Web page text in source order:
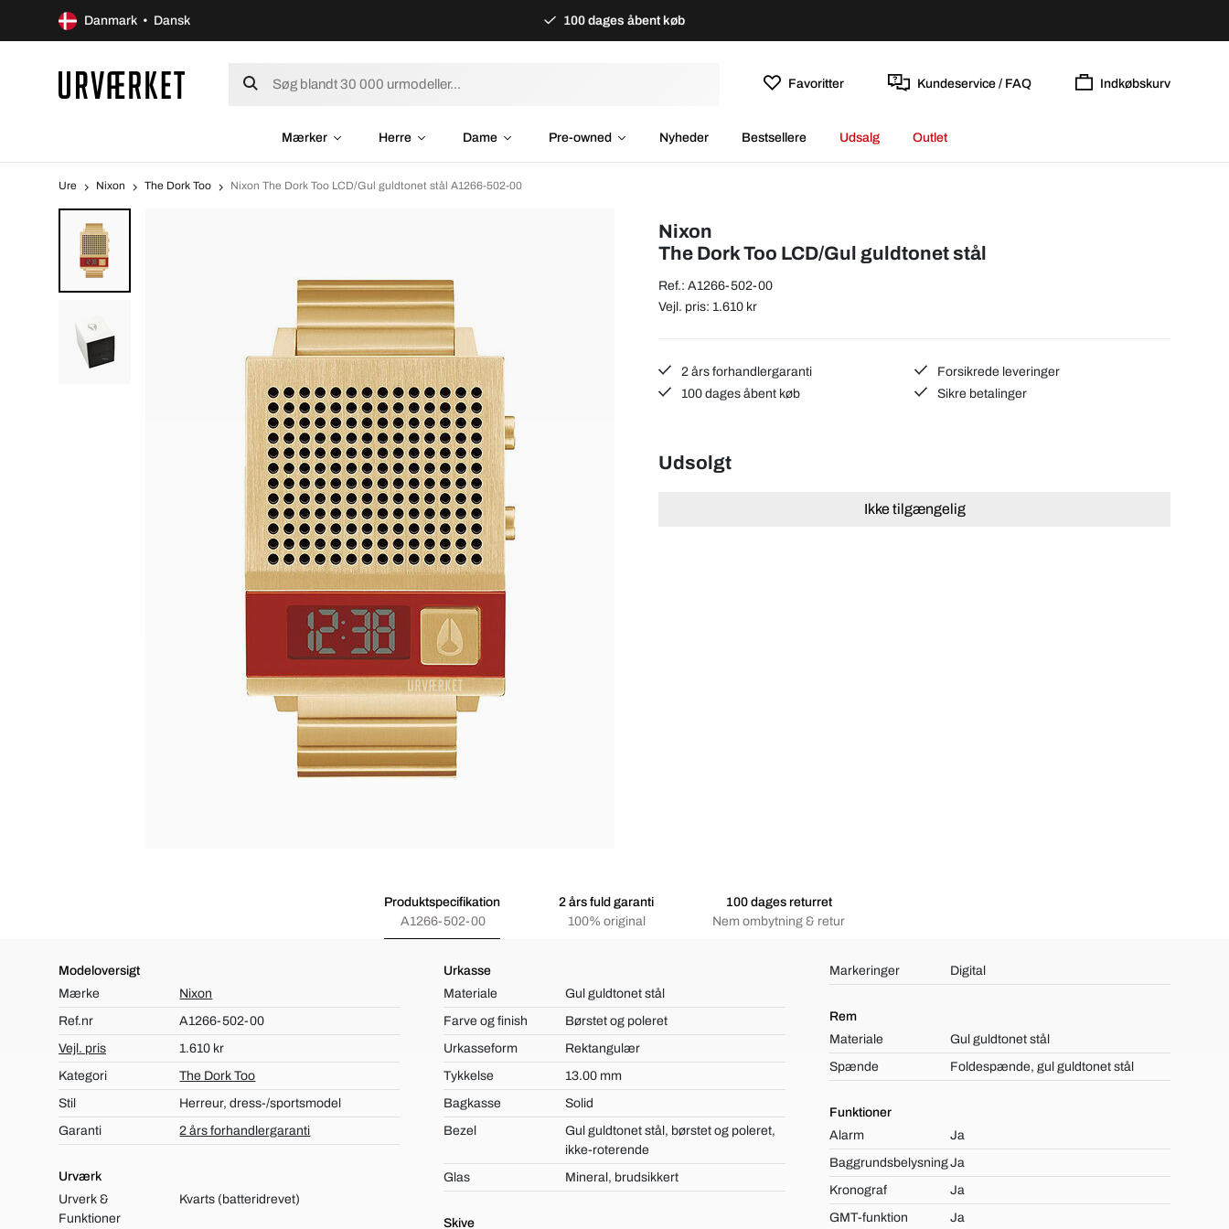
Danmark • Dansk 100 dages åbent køb
Favoritter Kundeservice / FAQ Indkøbskurv
Mærker Herre Dame Pre-owned Nyheder Bestsellere Udsalg Outlet
Ure Nixon The Dork Too Nixon The Dork Too LCD/Gul guldtonet stål A1266-502-00
Nixon
The Dork Too LCD/Gul guldtonet stål
Ref.: A1266-502-00
Vejl. pris: 1.610 kr
2 års forhandlergaranti
Forsikrede leveringer
100 dages åbent køb
Sikre betalinger
Udsolgt
Ikke tilgængelig
Produktspecifikation
A1266-502-00
2 års fuld garanti
100% original
100 dages returret
Nem ombytning & retur
Modeloversigt
Mærke
Nixon
Ref.nr
A1266-502-00
Vejl. pris
1.610 kr
Kategori
The Dork Too
Stil
Herreur, dress-/sportsmodel
Garanti
2 års forhandlergaranti
Urværk
Urverk &
Funktioner
Kvarts (batteridrevet)
Urkasse
Materiale
Gul guldtonet stål
Farve og finish
Børstet og poleret
Urkasseform
Rektangulær
Tykkelse
13.00 mm
Bagkasse
Solid
Bezel
Gul guldtonet stål, børstet og poleret,
ikke-roterende
Glas
Mineral, brudsikkert
Skive
Markeringer Digital
Rem
Materiale
Gul guldtonet stål
Spænde
Foldespænde, gul guldtonet stål
Funktioner
Alarm
Ja
BaggrundsbelysningJa
Kronograf
Ja
GMT-funktion
Ja